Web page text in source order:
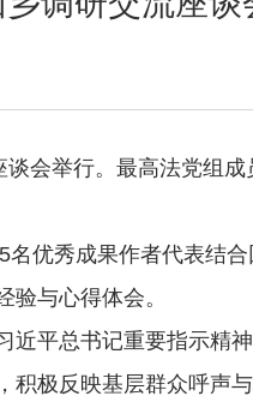
举行。最高法党组成
优秀成果作者代表结
与心得体会。
平总书记重要指示精
极反映基层群众呼声